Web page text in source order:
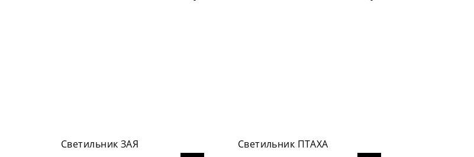
Светильник ЗАЯ
Светильник ПТАХА